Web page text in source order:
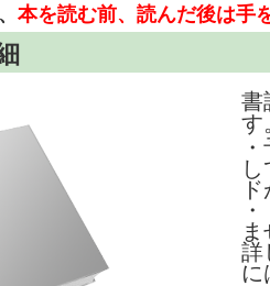
本を読む前、読んだ後は手
書
す
詳
に